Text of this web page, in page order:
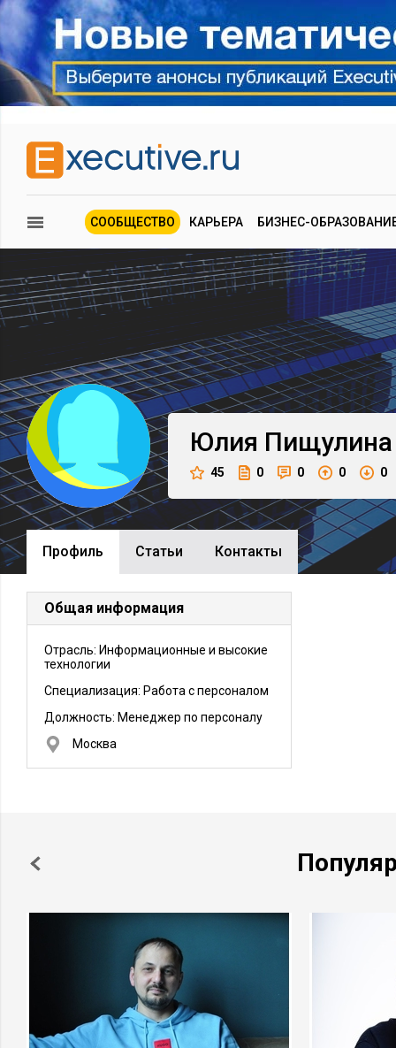
СООБЩЕСТВО КАРЬЕРА БИЗНЕС-
Юлия Пищулина
45 0 0 0 0
Профиль Cтатьи Контакты
Общая информация
Отрасль: Информационные и высокие
технологии
Специализация: Работа с персоналом
Должность: Менеджер по персоналу
Москва